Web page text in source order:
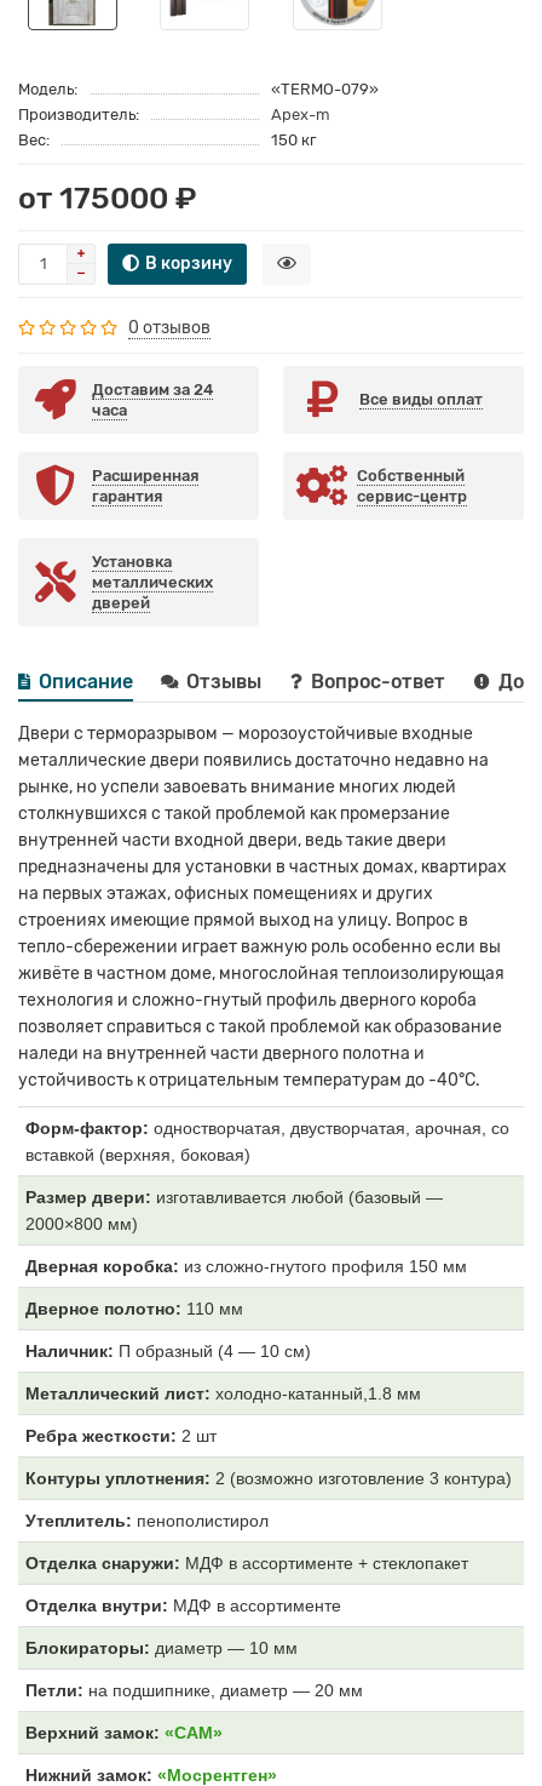
Модель:
«TERMO-079»
Производитель:
Apex-m
Вес:
150 кг
от 175000 ₽
В корзину
0 отзывов
Доставим за 24
часа
Все виды оплат
Расширенная
гарантия
Собственный
сервис-центр
Установка
металлических
дверей
Описание Отзывы Вопрос-ответ
Двери с терморазрывом — морозоустойчивые входные
металлические двери появились достаточно недавно на
рынке, но успели завоевать внимание многих людей
столкнувшихся с такой проблемой как промерзание
внутренней части входной двери, ведь такие двери
предназначены для установки в частных домах, квартирах
на первых этажах, офисных помещениях и других
строениях имеющие прямой выход на улицу. Вопрос в
тепло-сбережении играет важную роль особенно если вы
живёте в частном доме, многослойная теплоизолирующая
технология и сложно-гнутый профиль дверного короба
позволяет справиться с такой проблемой как образование
наледи на внутренней части дверного полотна и
устойчивость к отрицательным температурам до -40°С.
Форм-фактор: одностворчатая, двустворчатая, арочная, со
вставкой (верхняя, боковая)
Размер двери: изготавливается любой (базовый —
2000×800 мм)
Дверная коробка: из сложно-гнутого профиля 150 мм
Дверное полотно: 110 мм
Наличник: П образный (4 — 10 см)
Металлический лист: холодно-катанный,1.8 мм
Ребра жесткости: 2 шт
Контуры уплотнения: 2 (возможно изготовление 3 контура)
Утеплитель: пенополистирол
Отделка снаружи: МДФ в ассортименте + стеклопакет
Отделка внутри: МДФ в ассортименте
Блокираторы: диаметр — 10 мм
Петли: на подшипнике, диаметр — 20 мм
Верхний замок: «САМ»
Нижний замок: «Мосрентген»